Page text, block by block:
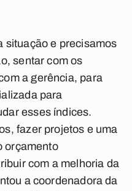
situação e precisamos
sentar com os
a gerência, para
para
esses índices.
fazer projetos e uma
orçamento
com a melhoria da
a coordenadora da